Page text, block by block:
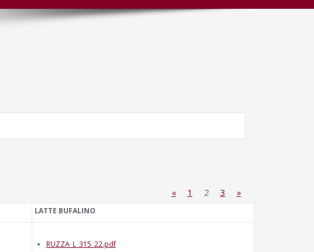
« 1 2 3 »
LATTE BUFALINO
RUZZA_L_315_22.pdf